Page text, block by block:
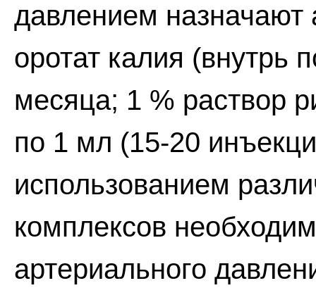
давлением назначают
оротат калия (внутрь
месяца; 1 % раствор
по 1 мл (15-20
использованием
комплексов
артериального